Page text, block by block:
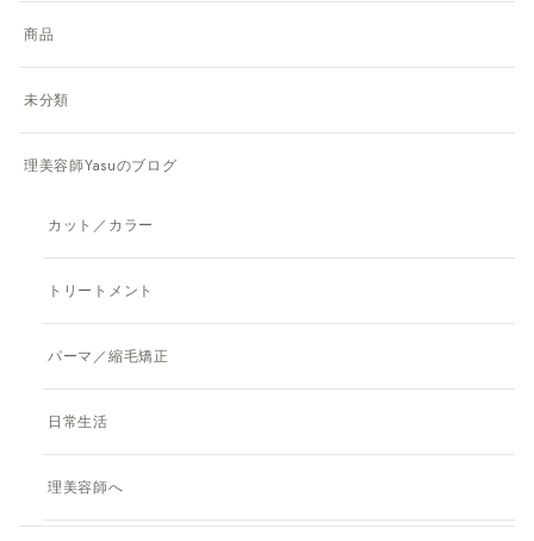
商品
未分類
理美容師Yasuのブログ
カット／カラー
トリートメント
パーマ／縮毛矯正
日常生活
理美容師へ